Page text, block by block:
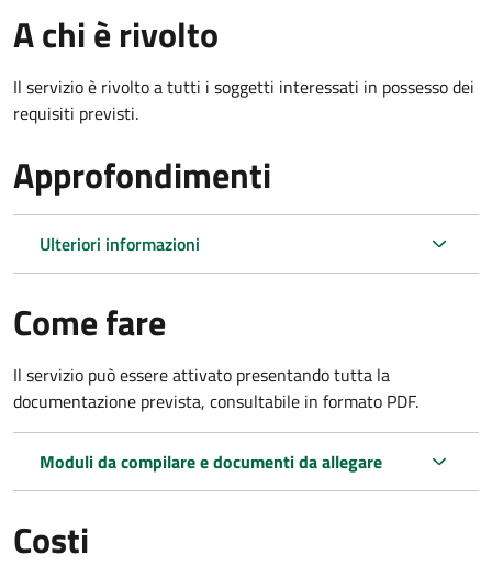
A chi è rivolto
Il servizio è rivolto a tutti i soggetti interessati in possesso dei
requisiti previsti.
Approfondimenti
Ulteriori informazioni
Come fare
Il servizio può essere attivato presentando tutta la
documentazione prevista, consultabile in formato PDF.
Moduli da compilare e documenti da allegare
Costi